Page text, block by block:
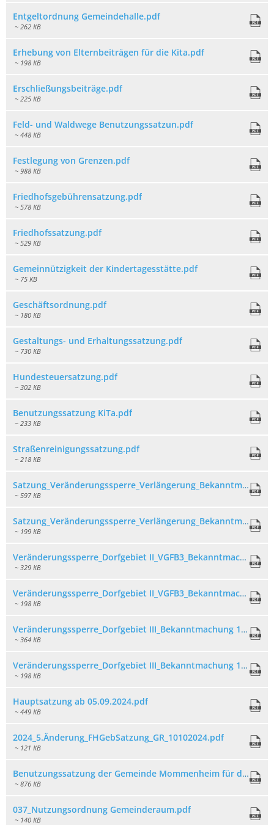
Entgeltordnung Gemeindehalle.pdf
~ 262 KB
Erhebung von Elternbeiträgen für die Kita.pdf
~ 198 KB
Erschließungsbeiträge.pdf
~ 225 KB
Feld- und Waldwege Benutzungssatzun.pdf
~ 448 KB
Festlegung von Grenzen.pdf
~ 988 KB
Friedhofsgebührensatzung.pdf
~ 578 KB
Friedhofssatzung.pdf
~ 529 KB
Gemeinnützigkeit der Kindertagesstätte.pdf
~ 75 KB
Geschäftsordnung.pdf
~ 180 KB
Gestaltungs- und Erhaltungssatzung.pdf
~ 730 KB
Hundesteuersatzung.pdf
~ 302 KB
Benutzungssatzung KiTa.pdf
~ 233 KB
Straßenreinigungssatzung.pdf
~ 218 KB
Satzung_Veränderungssperre_Verlängerung_Bekanntmachung 12.10.22_ANLAGE.pdf
~ 597 KB
Satzung_Veränderungssperre_Verlängerung_Bekanntmachung 12.10.22_AUSFERTIGUNG.pdf
~ 199 KB
Veränderungssperre_Dorfgebiet II_VGFB3_Bekanntmachung 19.10.22_ANLAGE.pdf
~ 329 KB
Veränderungssperre_Dorfgebiet II_VGFB3_Bekanntmachung 19.10.22_AUSFERTIGUNG.pdf
~ 198 KB
Veränderungssperre_Dorfgebiet III_Bekanntmachung 19.10.22_ANLAGE.pdf
~ 364 KB
Veränderungssperre_Dorfgebiet III_Bekanntmachung 19.10.22_AUSFERTIGUNG.pdf
~ 198 KB
Hauptsatzung ab 05.09.2024.pdf
~ 449 KB
2024_5.Änderung_FHGebSatzung_GR_10102024.pdf
~ 121 KB
Benutzungssatzung der Gemeinde Mommenheim für den Grillplatz.pdf
~ 876 KB
037_Nutzungsordnung Gemeinderaum.pdf
~ 140 KB